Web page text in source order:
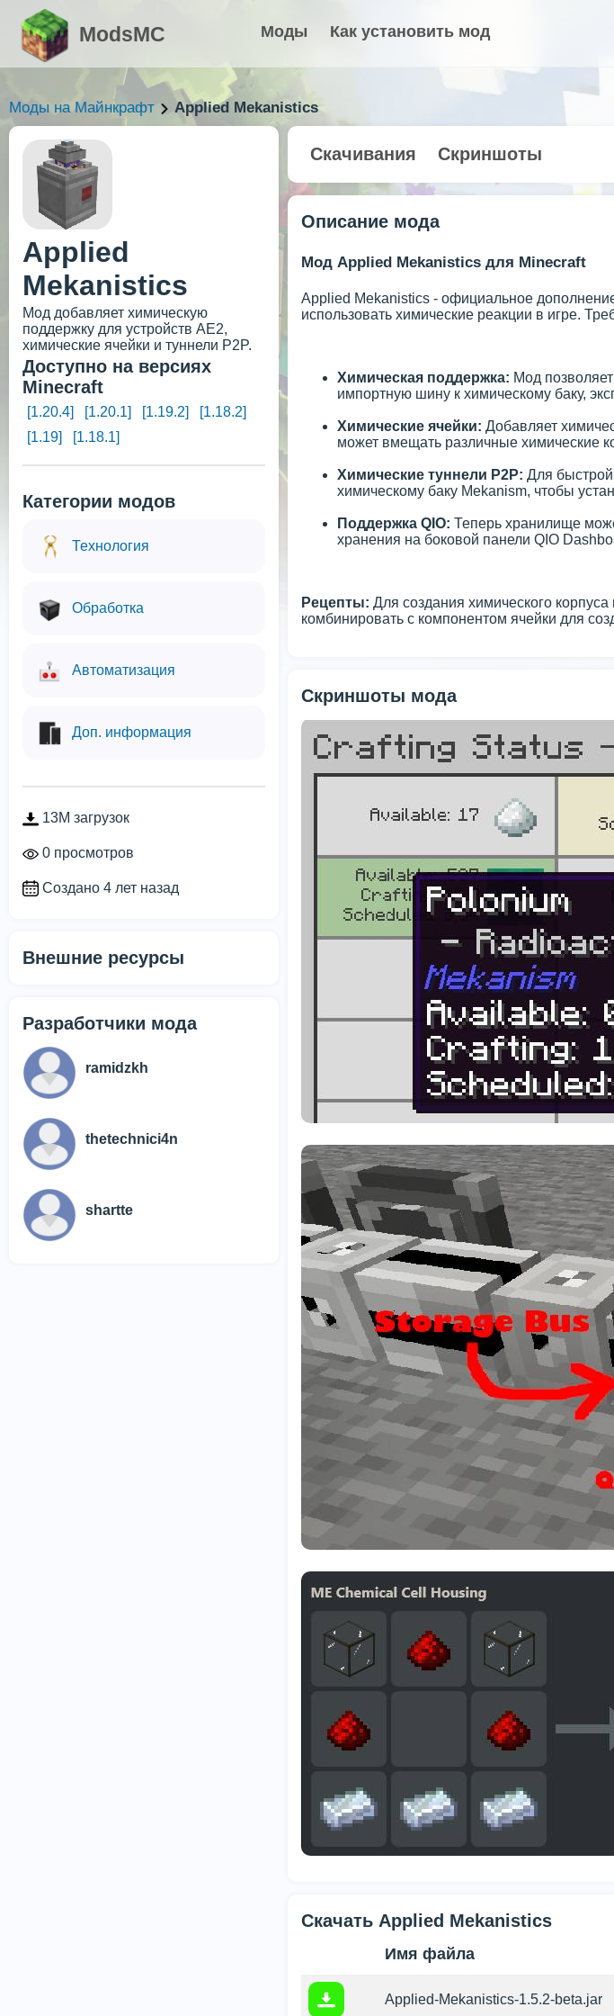
ModsMC Моды Как установить мод
Моды на Майнкрафт Applied Mekanistics
Applied
Mekanistics
Мод добавляет химическую
поддержку для устройств AE2,
химические ячейки и туннели P2P.
Доступно на версиях
Minecraft
[1.20.4] [1.20.1] [1.19.2]
[1.18.2]
[1.19]
[1.18.1]
Категории модов
Технология
Обработка
Автоматизация
Доп. информация
13M загрузок
0 просмотров
Создано 4 лет назад
Внешние ресурсы
Разработчики мода
ramidzkh
thetechnici4n
shartte
Скачивания Скриншоты
Описание мода
Мод Applied Mekanistics для Minecraft
Applied Mekanistics - официальное
использовать химические реакции в игре.
Химическая поддержка: Мод
импортную шину к химическому баку,
Химические ячейки: Добавляет
может вмещать различные химические
Химические туннели P2P: Для
химическому баку Mekanism, чтобы
Поддержка QIO: Теперь хранилище
хранения на боковой панели QIO
Рецепты: Для создания химического
комбинировать с компонентом ячейки для
Скриншоты мода
Скачать Applied Mekanistics
Имя файла
Applied-Mekanistics-1.5.2-beta.jar